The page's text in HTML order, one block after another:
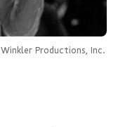
Productions, Inc.